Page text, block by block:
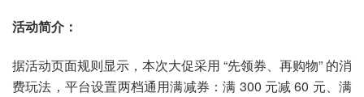
活动简介：
据活动页面规则显示，本次大促采用 “先领券、再购物” 的消
费玩法，平台设置两档通用满减券：满 300 元减 60 元、满